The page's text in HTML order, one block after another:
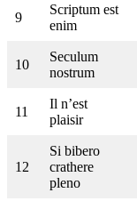
9
Scriptum est
enim
10
Seculum
nostrum
11
Il n’est
plaisir
12
Si bibero
crathere
pleno